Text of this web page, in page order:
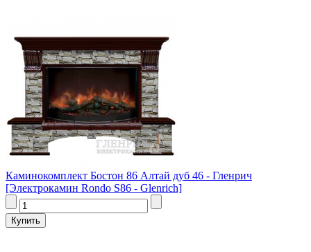
Каминокомплект Бостон 86 Алтай дуб 46 - Гленрич
[Электрокамин Rondo S86 - Glenrich]